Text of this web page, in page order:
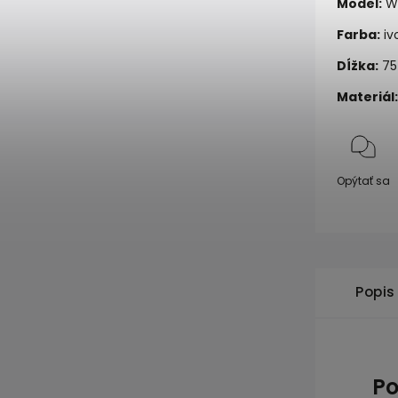
Farba:
Dĺžka:
Materiál:
Opýtať sa
Popis